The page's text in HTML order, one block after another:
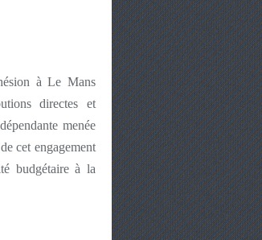
à Le Mans
directes et
menée
cet engagement
budgétaire à la